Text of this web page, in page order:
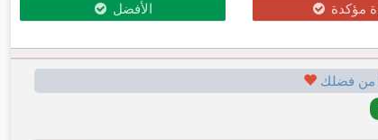
مؤكدة
الأفضل
من فضلك